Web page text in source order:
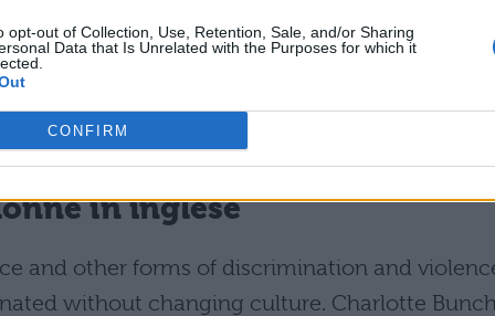
opt-out of Collection, Use, Retention, Sale, and/or Sharing
Data that Is Unrelated with the Purposes for which it
CONFIRM
nascondiamo per fare l’amore, mentre la
alla luce del sole. (John Lennon)
una delle più vergognose violazioni dei diritti
in inglese
and other forms of discrimination and
without changing culture. Charlotte